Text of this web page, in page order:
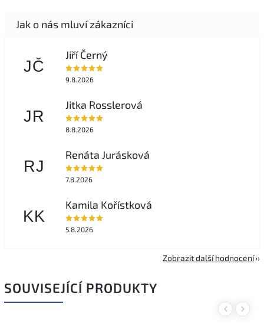
JČ
Jiří Černý
9.8.2026
JR
Jitka Rosslerová
8.8.2026
RJ
Renáta Jurásková
7.8.2026
KK
Kamila Kořístková
5.8.2026
Zobrazit další hodnocení
SOUVISEJÍCÍ PRODUKTY
Previous
Next